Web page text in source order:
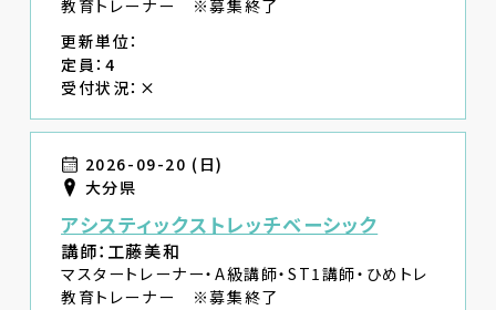
教育トレーナー ※募集終了
更新単位：
定員：4
受付状況：×
2026-09-20 (日)
大分県
アシスティックストレッチベーシック
講師：工藤美和
マスタートレーナー・A級講師・ST1講師・ひめトレ
教育トレーナー ※募集終了